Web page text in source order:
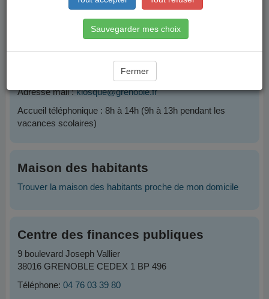
Plateforme Famille
04 76 76 38 38
Adresse mail :kiosque@grenoble.fr
Accueil téléphonique : 8h à 14h (9h à 13h pendant les
vacances scolaires)
Maison des habitants
Trouver la maison des habitants proche de mon domicile
Centre des finances publiques
9 boulevard Joseph Vallier
38016 GRENOBLE CEDEX 1 BP 496
Téléphone: 04 76 03 39 80
Sauvegarder mes choix
Fermer